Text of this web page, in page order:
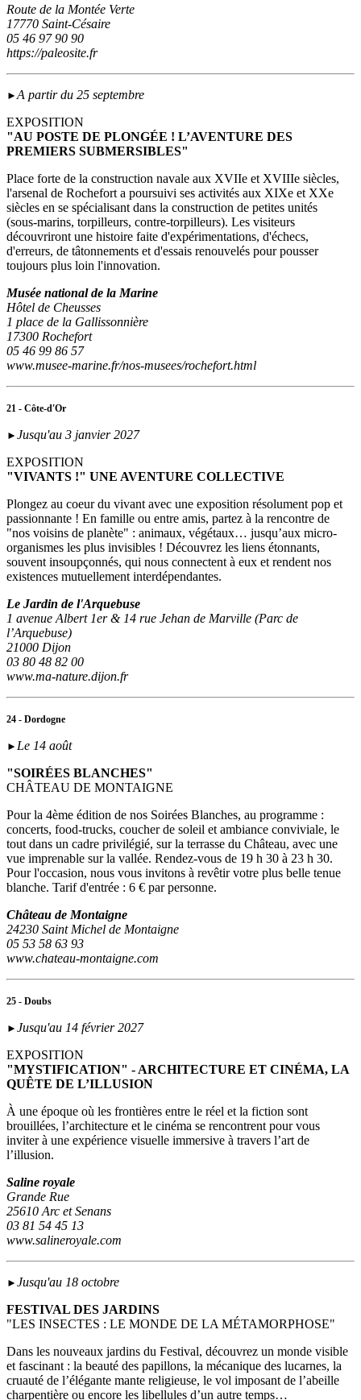
Route de la Montée Verte
17770 Saint-Césaire
05 46 97 90 90
https://paleosite.fr
►A partir du 25 septembre
EXPOSITION
"AU POSTE DE PLONGÉE ! L’AVENTURE DES
PREMIERS SUBMERSIBLES"
Place forte de la construction navale aux XVIIe et XVIIIe siècles,
l'arsenal de Rochefort a poursuivi ses activités aux XIXe et XXe
siècles en se spécialisant dans la construction de petites unités
(sous‑marins, torpilleurs, contre-torpilleurs). Les visiteurs
découvriront une histoire faite d'expérimentations, d'échecs,
d'erreurs, de tâtonnements et d'essais renouvelés pour pousser
toujours plus loin l'innovation.
Musée national de la Marine
Hôtel de Cheusses
1 place de la Gallissonnière
17300 Rochefort
05 46 99 86 57
www.musee-marine.fr/nos-musees/rochefort.html
21 - Côte-d'Or
► Jusqu'au 3 janvier 2027
EXPOSITION
"VIVANTS !" UNE AVENTURE COLLECTIVE
Plongez au coeur du vivant avec une exposition résolument pop et
passionnante ! En famille ou entre amis, partez à la rencontre de
"nos voisins de planète" : animaux, végétaux… jusqu’aux micro-
organismes les plus invisibles ! Découvrez les liens étonnants,
souvent insoupçonnés, qui nous connectent à eux et rendent nos
existences mutuellement interdépendantes.
Le Jardin de l'Arquebuse
1 avenue Albert 1er & 14 rue Jehan de Marville (Parc de
l’Arquebuse)
21000 Dijon
03 80 48 82 00
www.ma-nature.dijon.fr
24 - Dordogne
► Le 14 août
"SOIRÉES BLANCHES"
CHÂTEAU DE MONTAIGNE
Pour la 4ème édition de nos Soirées Blanches, au programme :
concerts, food-trucks, coucher de soleil et ambiance conviviale, le
tout dans un cadre privilégié, sur la terrasse du Château, avec une
vue imprenable sur la vallée. Rendez-vous de 19 h 30 à 23 h 30.
Pour l'occasion, nous vous invitons à revêtir votre plus belle tenue
blanche. Tarif d'entrée : 6 € par personne.
Château de Montaigne
24230 Saint Michel de Montaigne
05 53 58 63 93
www.chateau-montaigne.com
25 - Doubs
► Jusqu'au 14 février 2027
EXPOSITION
"MYSTIFICATION" - ARCHITECTURE ET CINÉMA, LA
QUÊTE DE L’ILLUSION
À une époque où les frontières entre le réel et la fiction sont
brouillées, l’architecture et le cinéma se rencontrent pour vous
inviter à une expérience visuelle immersive à travers l’art de
l’illusion.
Saline royale
Grande Rue
25610 Arc et Senans
03 81 54 45 13
www.salineroyale.com
► Jusqu'au 18 octobre
FESTIVAL DES JARDINS
"LES INSECTES : LE MONDE DE LA MÉTAMORPHOSE"
Dans les nouveaux jardins du Festival, découvrez un monde visible
et fascinant : la beauté des papillons, la mécanique des lucarnes, la
cruauté de l’élégante mante religieuse, le vol imposant de l’abeille
charpentière ou encore les libellules d’un autre temps…